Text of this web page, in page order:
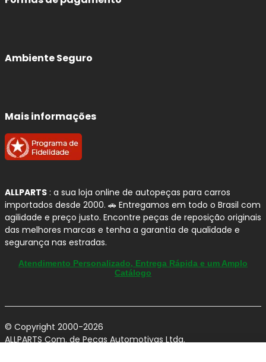
Ambiente Seguro
Mais informações
ALLPARTS: a sua loja online de autopeças para carros
das melhores marcas e tenha a garantia de qualidade e
Atendimento Personalizado, Entrega Rápida e um Amplo